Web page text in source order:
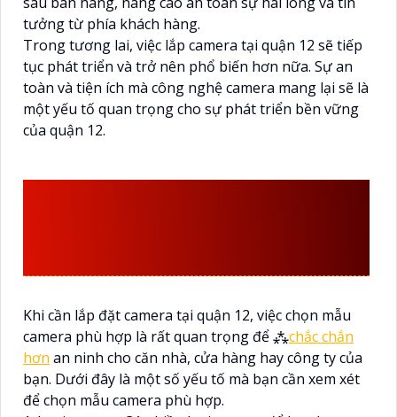
tưởng từ phía khách hàng.
Trong tương lai, việc lắp camera tại quận 12 sẽ tiếp
tục phát triển và trở nên phổ biến hơn nữa. Sự an
toàn và tiện ích mà công nghệ camera mang lại sẽ là
một yếu tố quan trọng cho sự phát triển bền vững
của quận 12.
Khi cần lắp đặt camera tại quận 12, việc chọn mẫu
camera phù hợp là rất quan trọng để ⁂chắc chắn
hơn an ninh cho căn nhà, cửa hàng hay công ty của
bạn. Dưới đây là một số yếu tố mà bạn cần xem xét
để chọn mẫu camera phù hợp.